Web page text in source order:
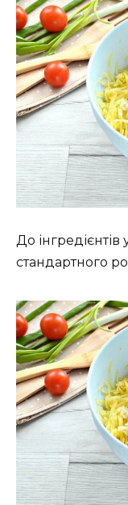
До
стандартного